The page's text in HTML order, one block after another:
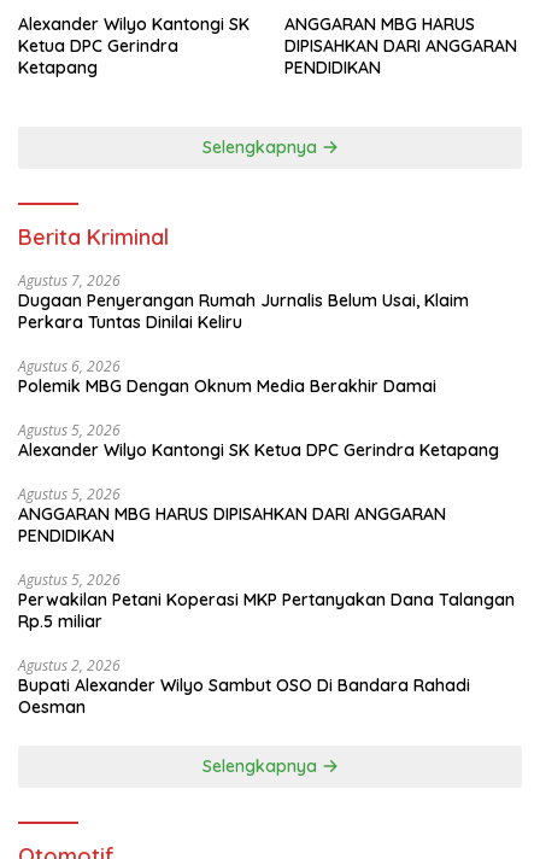
Alexander Wilyo Kantongi SK
Ketua DPC Gerindra
Ketapang
ANGGARAN MBG HARUS
DIPISAHKAN DARI ANGGARAN
PENDIDIKAN
Selengkapnya
Berita Kriminal
Agustus 7, 2026
Dugaan Penyerangan Rumah Jurnalis Belum Usai, Klaim
Perkara Tuntas Dinilai Keliru
Agustus 6, 2026
Polemik MBG Dengan Oknum Media Berakhir Damai
Agustus 5, 2026
Alexander Wilyo Kantongi SK Ketua DPC Gerindra Ketapang
Agustus 5, 2026
ANGGARAN MBG HARUS DIPISAHKAN DARI ANGGARAN
PENDIDIKAN
Agustus 5, 2026
Perwakilan Petani Koperasi MKP Pertanyakan Dana Talangan
Rp.5 miliar
Agustus 2, 2026
Bupati Alexander Wilyo Sambut OSO Di Bandara Rahadi
Oesman
Selengkapnya